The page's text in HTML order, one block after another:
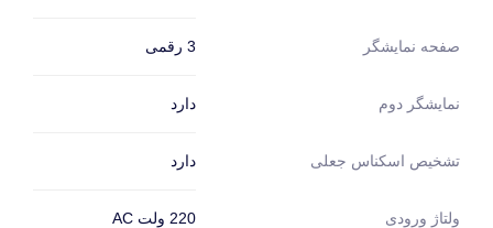
صفحه نمایشگر 3 رقمی
نمایشگر دوم دارد
تشخیص اسکناس جعلی دارد
ولتاژ ورودی 220 ولت AC